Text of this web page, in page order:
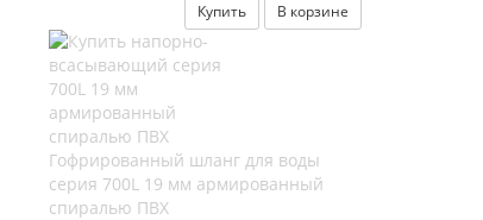
Купить В корзине
Гофрированный шланг для воды
серия 700L 19 мм армированный
спиралью ПВХ